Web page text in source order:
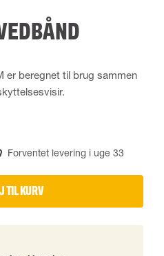
er beregnet til brug sammen
Forventet levering i uge 33
TIL KURV